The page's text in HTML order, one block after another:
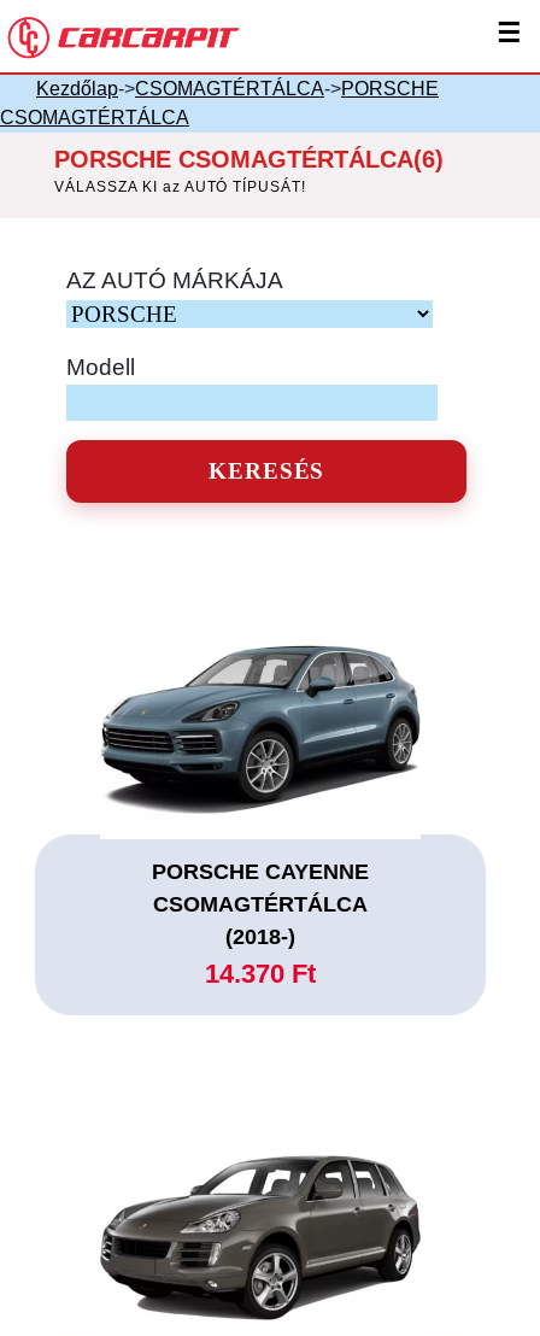
☰
Kezdőlap->CSOMAGTÉRTÁLCA->PORSCHE
CSOMAGTÉRTÁLCA
PORSCHE CSOMAGTÉRTÁLCA(6)
VÁLASSZA KI az AUTÓ TÍPUSÁT!
AZ AUTÓ MÁRKÁJA
Modell
KERESÉS
PORSCHE CAYENNE
CSOMAGTÉRTÁLCA
(2018-)
14.370 Ft